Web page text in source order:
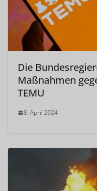
Die
Maßnahmen
TEMU
8. April 2024